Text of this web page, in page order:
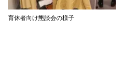
育休者向け懇談会の様子